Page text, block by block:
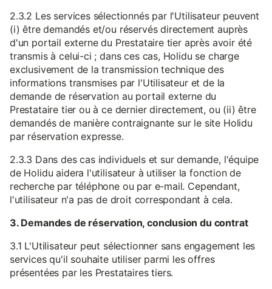
2.3.2 Les services sélectionnés par l'Utilisateur peuvent
(i) être demandés et/ou réservés directement auprès
d'un portail externe du Prestataire tier après avoir été
transmis à celui-ci ; dans ces cas, Holidu se charge
exclusivement de la transmission technique des
informations transmises par l'Utilisateur et de la
demande de réservation au portail externe du
Prestataire tier ou à ce dernier directement, ou (ii) être
demandés de manière contraignante sur le site Holidu
par réservation expresse.
2.3.3 Dans des cas individuels et sur demande, l'équipe
de Holidu aidera l'utilisateur à utiliser la fonction de
recherche par téléphone ou par e-mail. Cependant,
l'utilisateur n'a pas de droit correspondant à cela.
3. Demandes de réservation, conclusion du contrat
3.1 L'Utilisateur peut sélectionner sans engagement les
services qu'il souhaite utiliser parmi les offres
présentées par les Prestataires tiers.